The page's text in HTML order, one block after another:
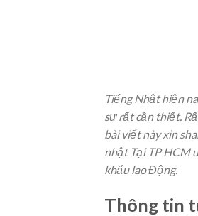
Tiếng Nhật hiện
sự rất cần thiết.
bài viết này xin
nhật Tại TP HCM
khẩu lao Động.
Thông tin